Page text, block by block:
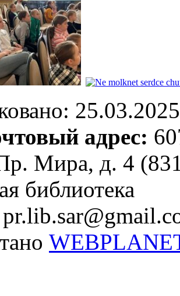
адрес:
Мира, д. 4
библиотека